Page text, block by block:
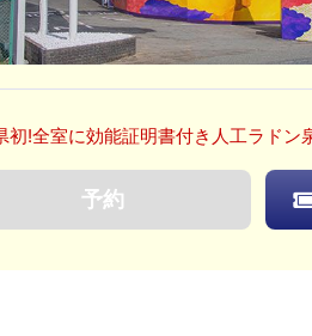
初!全室に効能証明書付き人工ラドン
予約